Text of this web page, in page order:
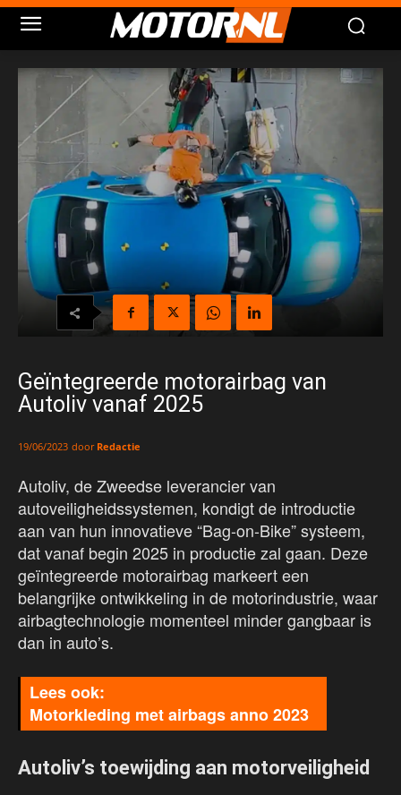
Geïntegreerde motorairbag van
Autoliv vanaf 2025
19/06/2023 door Redactie
Autoliv, de Zweedse leverancier van
autoveiligheidssystemen, kondigt de introductie
aan van hun innovatieve “Bag-on-Bike” systeem,
dat vanaf begin 2025 in productie zal gaan. Deze
geïntegreerde motorairbag markeert een
belangrijke ontwikkeling in de motorindustrie, waar
airbagtechnologie momenteel minder gangbaar is
dan in auto’s.
Motorkleding met airbags anno 2023
Autoliv’s toewijding aan motorveiligheid